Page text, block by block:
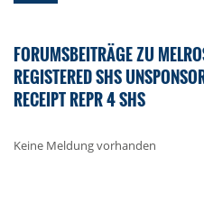
FORUMSBEITRÄGE ZU
REGISTERED SHS
RECEIPT REPR 4 SHS
Keine Meldung vorhanden